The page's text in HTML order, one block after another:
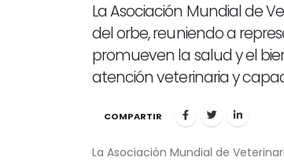
La Asociación Mundial de
del orbe, reuniendo a
promueven la salud y el
atención veterinaria y
COMPARTIR
La Asociación Mundial de